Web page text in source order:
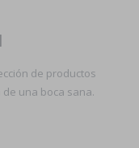
de productos
una boca sana.